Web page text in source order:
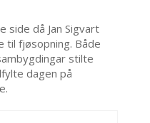
side då Jan Sigvart
til fjøsopning. Både
stilte
dagen på